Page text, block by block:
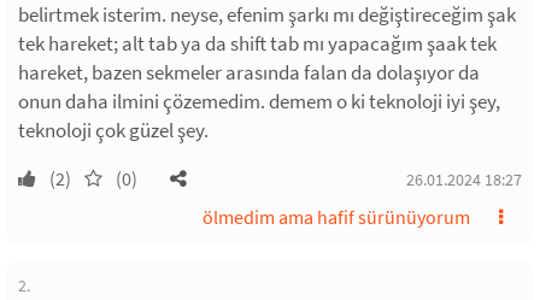
belirtmek isterim. neyse, efenim şarkı mı değiştireceğim şak
tek hareket; alt tab ya da shift tab mı yapacağım şaak tek
hareket, bazen sekmeler arasında falan da dolaşıyor da
onun daha ilmini çözemedim. demem o ki teknoloji iyi şey,
teknoloji çok güzel şey.
(2) (0) 26.01.2024 18:27
ölmedim ama hafif sürünüyorum
2.